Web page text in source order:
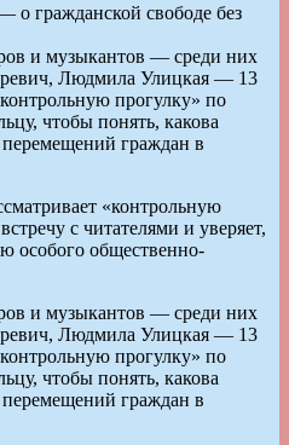
и музыкантов — среди них
Людмила Улицкая — 13
прогулку» по
чтобы понять, какова
граждан в
«контрольную
с читателями и уверяет,
особого общественно-
и музыкантов — среди них
Людмила Улицкая — 13
прогулку» по
чтобы понять, какова
граждан в